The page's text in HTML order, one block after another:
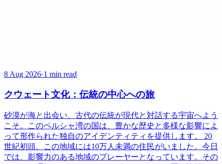
8 Aug 2026·1 min read
クウェート文化：伝統の中心への旅
砂漠が海と出会い、古代の伝統が現代と対話する宇宙へよう
こそ。このペルシャ湾の国は、豊かな歴史と多様な影響によ
って形作られた独自のアイデンティティを提供します。 20
世紀初頭、この地域には10万人未満の住民がいました。今日
では、影響力のある地域のプレーヤーとなっています。その